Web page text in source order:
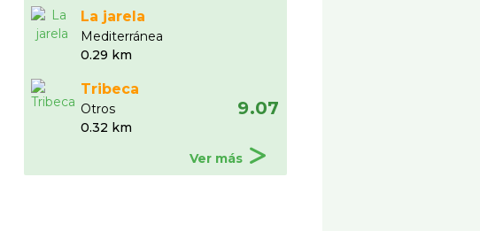
La jarela
Mediterránea
0.29 km
Tribeca
Otros
0.32 km
9.07
Ver más